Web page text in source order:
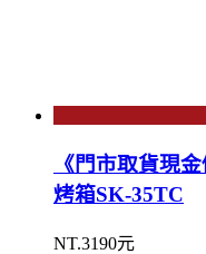
《門市取貨現
烤箱SK-35TC
NT.3190元